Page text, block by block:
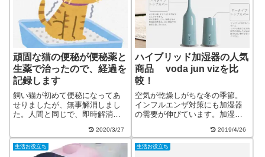
頑固な猫の便秘が便秘薬と
生薬で治ったので、経過を
記録します
飼い猫が初めて便秘になってあ
せりましたが、無事解消しまし
た。人間と同じで、即時解消を
ればいいんですね。回復経過を
日記風にまとめましたので、是
非ご参考にしてください。
2020/3/27
ハイブリッド加湿器の人気
商品 voda jun vizを比
較！
空気が乾燥しがちな冬の季節。
インフルエンザ対策にも加湿器
の需要が伸びています。加湿器
最近人気なのはハイブリッド式
です。加湿器の種類とハイブリ
ッド式のメリット・デメリット
2019/4/26
生活お役立ち 生活お役立ち